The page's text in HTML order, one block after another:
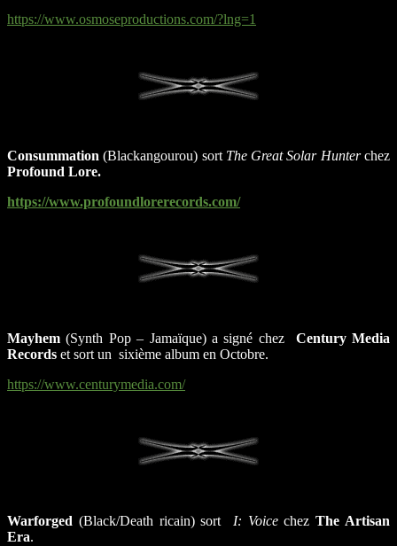
https://www.osmoseproductions.com/?lng=1
Consummation (Blackangourou) sort The Great Solar Hunterchez
Profound Lore.
https://www.profoundlorerecords.com/
Mayhem (Synth Pop – Jamaïque) a signé chez Century Media
Records et sort un sixième album en Octobre.
https://www.centurymedia.com/
Warforged (Black/Death ricain) sort I: VoicechezThe Artisan
Era.